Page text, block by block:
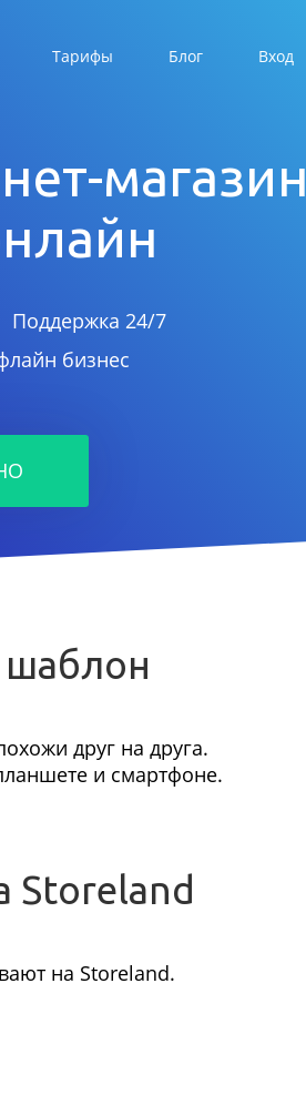
Тарифы Блог Вход
магазин
Поддержка 24/7
бизнес
шаблон
друг на друга.
и смартфоне.
Storeland
на Storeland.